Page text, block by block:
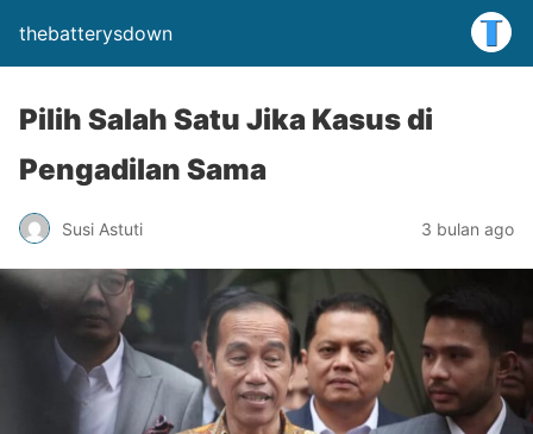
thebatterysdown
Pilih Salah Satu Jika Kasus di
Pengadilan Sama
Susi Astuti 3 bulan ago